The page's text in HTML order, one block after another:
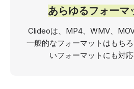
あらゆるフォーマ
Clideoは、MP4、WMV、
一般的なフォーマットはもち
いフォーマットにも対応